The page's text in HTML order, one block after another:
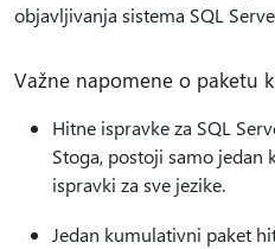
objavljivanja sistema SQL
Važne napomene o paketu
Hitne ispravke za SQL
Stoga, postoji samo
ispravki za sve jezike.
Jedan kumulativni paket